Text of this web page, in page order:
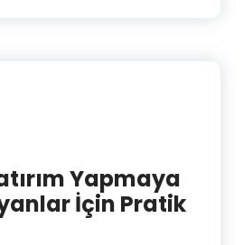
Yapmaya
İçin Pratik